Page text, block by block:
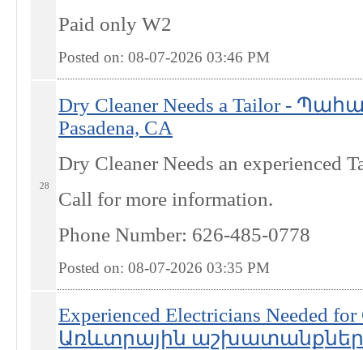
Paid only W2
Posted on: 08-07-2026 03:46 PM
28
Dry Cleaner Needs a Tailor -
Pasadena, CA
Dry Cleaner Needs an experienced
Call for more information.
Phone Number: 626-485-0778
Posted on: 08-07-2026 03:35 PM
Experienced Electricians Needed
Առևտրային